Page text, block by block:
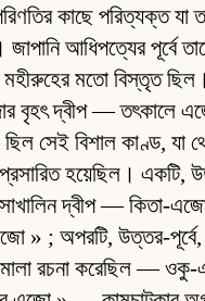
কাছে পরিত্যক্ত যা
আধিপত্যের পূর্বে
মতো বিস্তৃত ছিল।
বৃহৎ দ্বীপ — তৎকালে
সেই বিশাল কাণ্ড, যা
হয়েছিল। একটি,
দ্বীপ — কিতা-
» ; অপরটি, উত্তর-
মালা রচনা করেছিল —